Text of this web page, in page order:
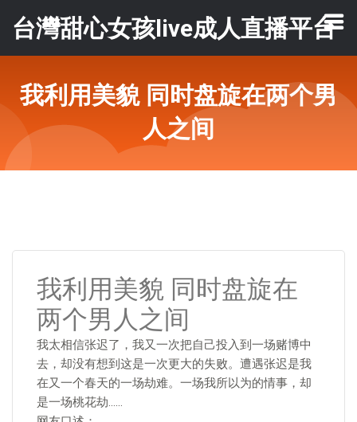
台灣甜心女孩live成人直播平台
我利用美貌 同时盘旋在两个男
人之间
我利用美貌 同时盘旋在
两个男人之间
我太相信张迟了，我又一次把自己投入到一场赌博中
去，却没有想到这是一次更大的失败。遭遇张迟是我
在又一个春天的一场劫难。一场我所以为的情事，却
是一场桃花劫……